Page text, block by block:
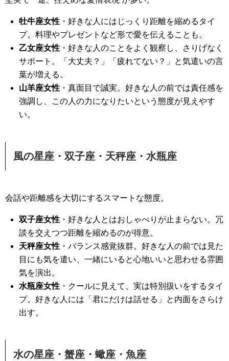
牡牛座女性 ・好きな人にはじっくり距離を縮めるタイ
プ。料理やプレゼントなど形で愛を伝えることも。
乙女座女性 ・好きな人のことをよく観察し、さりげなく
サポート。「大丈夫？」「疲れてない？」と気遣いの言
葉が増える。
山羊座女性 ・真面目で誠実。好きな人の前では責任感を
強調し、この人の力になりたいという態度が見えやす
い。
風の星座・双子座・天秤座・水瓶座
会話や距離感を大切にするスマートな態度。
双子座女性 ・好きな人とはおしゃべりが止まらない。冗
談を交えつつ距離を縮めるのが得意。
天秤座女性 ・バランス感覚抜群。好きな人の前では見た
目にも気を遣い、一緒にいると心地いいと思わせる雰囲
気を演出。
水瓶座女性 ・クールに見えて、実は特別扱いをするタイ
プ。好きな人には「君にだけは話せる」と内面をさらけ
出す。
水の星座・蟹座・蠍座・魚座